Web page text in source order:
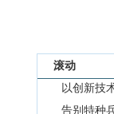
滚动
以创新技
协同赋能
告别特种